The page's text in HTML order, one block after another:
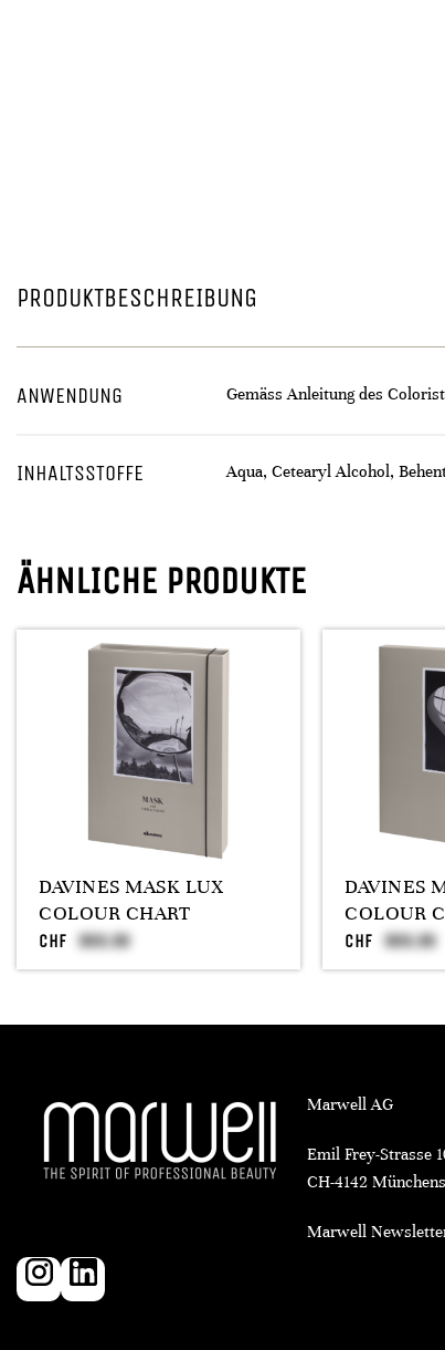
PRODUKTBESCHREIBUNG
ANWENDUNG Gemäss Anleitung des
INHALTSSTOFFE Aqua, Cetearyl Alcohol,
ÄHNLICHE PRODUKTE
DAVINES MASK LUX
COLOUR CHART
CHF
DAVINES
COLOUR
CHF
Marwell AG
Emil Frey-Strasse
CH-4142
Marwell